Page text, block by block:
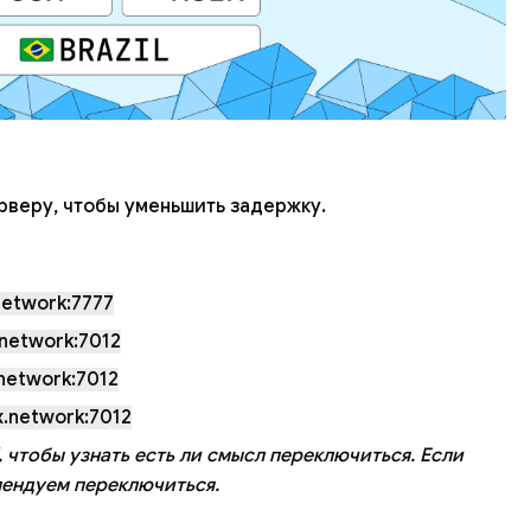
чтобы уменьшить задержку.
узнать есть ли смысл переключиться. Если
переключиться.